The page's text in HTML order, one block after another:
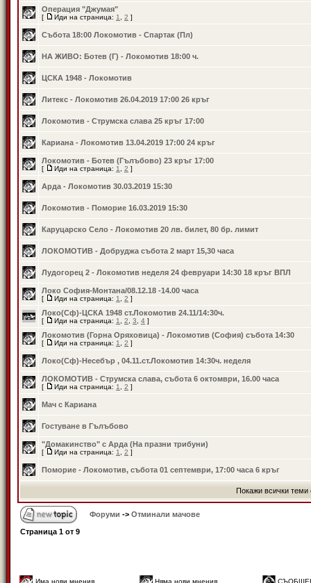
Операция "Джумая"
[ Иди на страница: 1 2 ]
Събота 18:00 Локомотив - Спартак (Пл)
НА ЖИВО: Ботев (Г) - Локомотив 18:00 ч.
ЦСКА 1948 - Локомотив
Литекс - Локомотив 26.04.2019 17:00 26 кръг
Локомотив - Струмска слава 25 кръг 17:00
Кариана - Локомотив 13.04.2019 17:00 24 кръг
Локомотив - Ботев (Гълъбово) 23 кръг 17:00
[ Иди на страница: 1 2 ]
Арда - Локомотив 30.03.2019 15:30
Локомотив - Поморие 16.03.2019 15:30
Каруцарско Село - Локомотив 20 лв. билет, 80 бр. лимит
ЛОКОМОТИВ - Добруджа събота 2 март 15,30 часа
Лудогорец 2 - Локомотив неделя 24 февруари 14:30 18 кръг ВПЛ
Локо София-Монтана/08.12.18 -14.00 часа
[ Иди на страница: 1 2 ]
Локо(Сф)-ЦСКА 1948 ст.Локомотив 24.11/14:30ч.
[ Иди на страница: 1 2 3 4 ]
Локомотив (Горна Оряховица) - Локомотив (София) събота 14:30
[ Иди на страница: 1 2 ]
Локо(Сф)-Несебър , 04.11.ст.Локомотив 14:30ч. неделя
ЛОКОМОТИВ - Струмска слава, събота 6 октомври, 16.00 часа
[ Иди на страница: 1 2 ]
Мач с Кариана
Гостуване в Гълъбово
"Домакинство" с Арда (На празни трибуни)
[ Иди на страница: 1 2 ]
Поморие - Локомотив, събота 01 септември, 17:00 часа 6 кръг
Покажи всички теми
Форуми -> Отминали мачове
Страница 1 от 9
Има нови мнения Няма нови мнения